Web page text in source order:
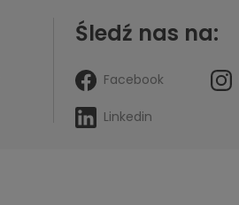
Śledź nas na:
Facebook
Linkedin